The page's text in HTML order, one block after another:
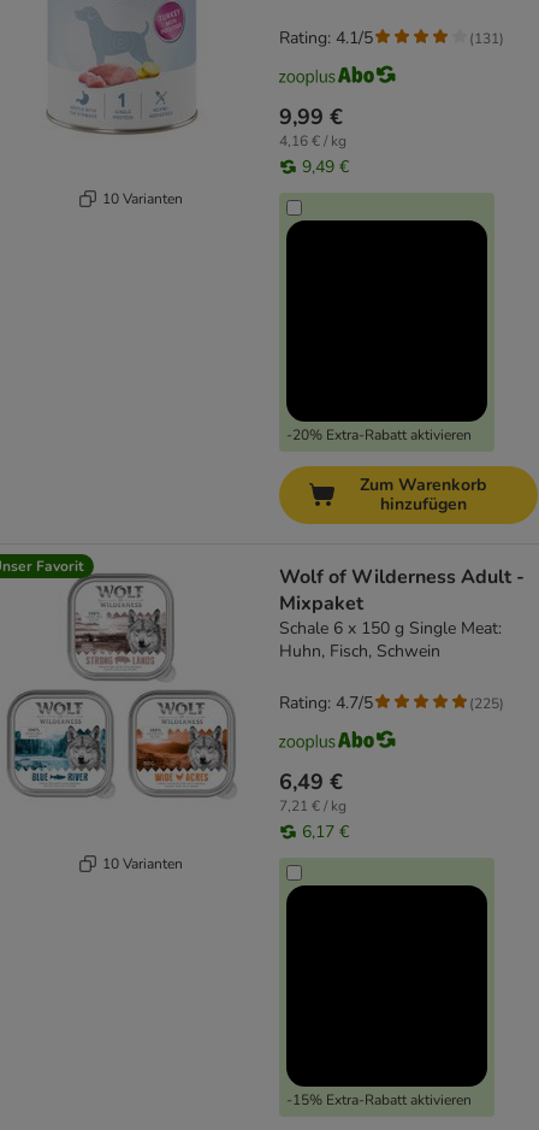
10 Varianten
9,99 €
4,16 € / kg
9,49 €
-20% Extra-Rabatt aktivieren
Rating: 4.1/5 (131)
Zum Warenkorb
hinzufügen
Favorit
10 Varianten
Wolf of Wilderness Adult -
Mixpaket
Schale 6 x 150 g Single Meat:
Huhn, Fisch, Schwein
6,49 €
7,21 € / kg
6,17 €
-15% Extra-Rabatt aktivieren
Rating: 4.7/5 (225)